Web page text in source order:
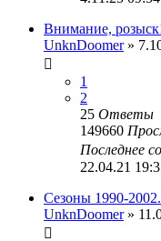
Внимание,
UnknDoomer»
1
2
25 Ответы
149660
Последнее
22.04.21
Сезоны 1990-
UnknDoomer»